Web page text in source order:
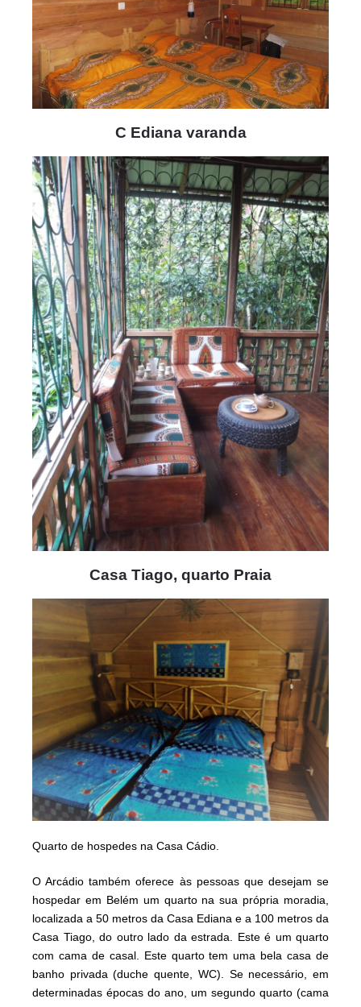
C Ediana varanda
Casa Tiago, quarto Praia
Quarto de hospedes na Casa Cádio.
O Arcádio também oferece às pessoas que desejam se
hospedar em Belém um quarto na sua própria moradia,
localizada a 50 metros da Casa Ediana e a 100 metros da
Casa Tiago, do outro lado da estrada. Este é um quarto
com cama de casal. Este quarto tem uma bela casa de
banho privada (duche quente, WC). Se necessário, em
determinadas épocas do ano, um segundo quarto (cama